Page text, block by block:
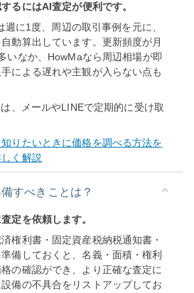
るにはAI査定が便利です。
週に1度、周辺の取引事例を元に、
動算出しています。更新頻度が月
いなか、HowMaなら周辺相場が即
による遅れや主観が入らない点も
、メールやLINEで定期的に受け取
りたいときに価格を調べる方法を
く解説
すべきことは？
定を依頼します。
権利書・固定資産税納税通知書・
備しておくと、名義・面積・権利
の確認ができ、より正確な査定に
備の不具合をリストアップしてお